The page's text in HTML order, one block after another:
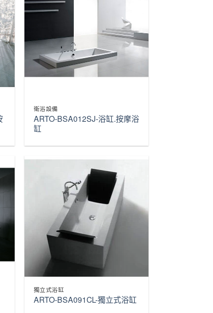
衛浴設備
ARTO-BSA012SJ-浴缸.按摩浴
缸
獨立式浴缸
ARTO-BSA091CL-獨立式浴缸